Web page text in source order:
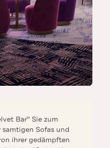
Bar" Sie zum
Sofas und
ihrer gedämpften